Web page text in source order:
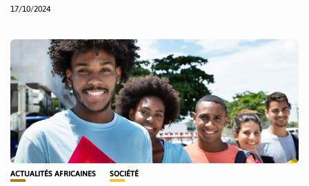
17/10/2024
ACTUALITÉS AFRICAINES SOCIÉTÉ